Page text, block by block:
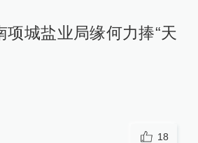
项城盐业局缘何力捧“天
18